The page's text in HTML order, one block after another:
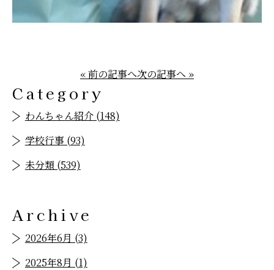
« 前の記事へ次の記事へ »
Category
わんちゃん紹介 (148)
学校行事 (93)
未分類 (539)
Archive
2026年6月 (3)
2025年8月 (1)